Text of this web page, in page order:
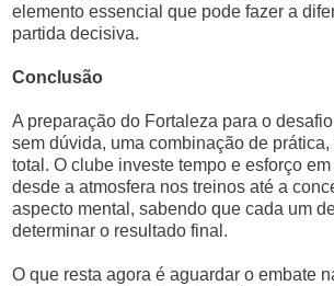
elemento essencial que pode fazer a
partida decisiva.
Conclusão
A preparação do Fortaleza para o
sem dúvida, uma combinação de
total. O clube investe tempo e esforço
desde a atmosfera nos treinos até a
aspecto mental, sabendo que cada um
determinar o resultado final.
O que resta agora é aguardar o embate